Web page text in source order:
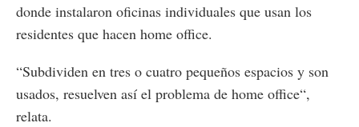
donde instalaron oficinas individuales que usan los
residentes que hacen home office.
“Subdividen en tres o cuatro pequeños espacios y son
usados, resuelven así el problema de home office“,
relata.